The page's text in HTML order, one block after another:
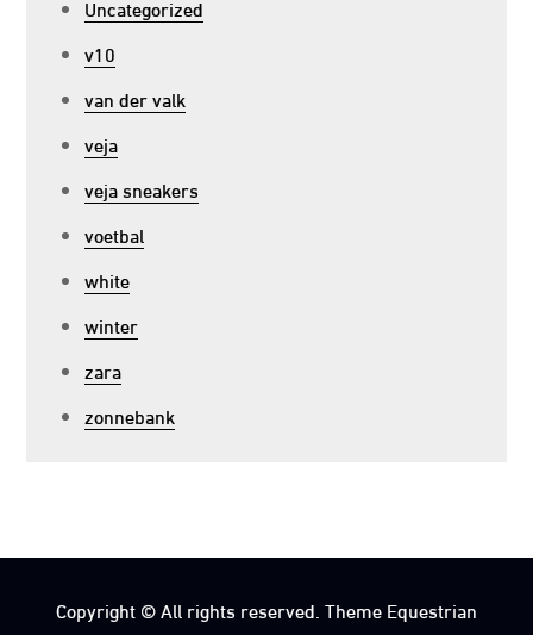
Uncategorized
v10
van der valk
veja
veja sneakers
voetbal
white
winter
zara
zonnebank
Copyright © All rights reserved. Theme Equestrian